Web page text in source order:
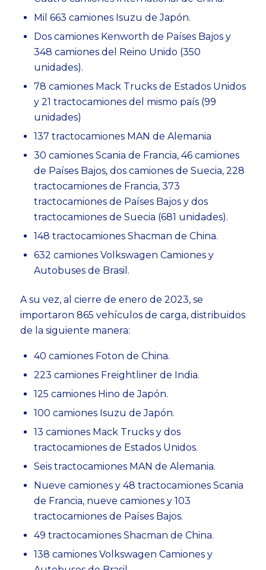
Mil 663 camiones Isuzu de Japón.
Dos camiones Kenworth de Países Bajos y
348 camiones del Reino Unido (350
unidades).
78 camiones Mack Trucks de Estados Unidos
y 21 tractocamiones del mismo país (99
unidades)
137 tractocamiones MAN de Alemania
30 camiones Scania de Francia, 46 camiones
de Países Bajos, dos camiones de Suecia, 228
tractocamiones de Francia, 373
tractocamiones de Países Bajos y dos
tractocamiones de Suecia (681 unidades).
148 tractocamiones Shacman de China.
632 camiones Volkswagen Camiones y
Autobuses de Brasil.
A su vez, al cierre de enero de 2023, se
importaron 865 vehículos de carga, distribuidos
de la siguiente manera:
40 camiones Foton de China.
223 camiones Freightliner de India.
125 camiones Hino de Japón.
100 camiones Isuzu de Japón.
13 camiones Mack Trucks y dos
tractocamiones de Estados Unidos.
Seis tractocamiones MAN de Alemania.
Nueve camiones y 48 tractocamiones Scania
de Francia, nueve camiones y 103
tractocamiones de Países Bajos.
49 tractocamiones Shacman de China.
138 camiones Volkswagen Camiones y